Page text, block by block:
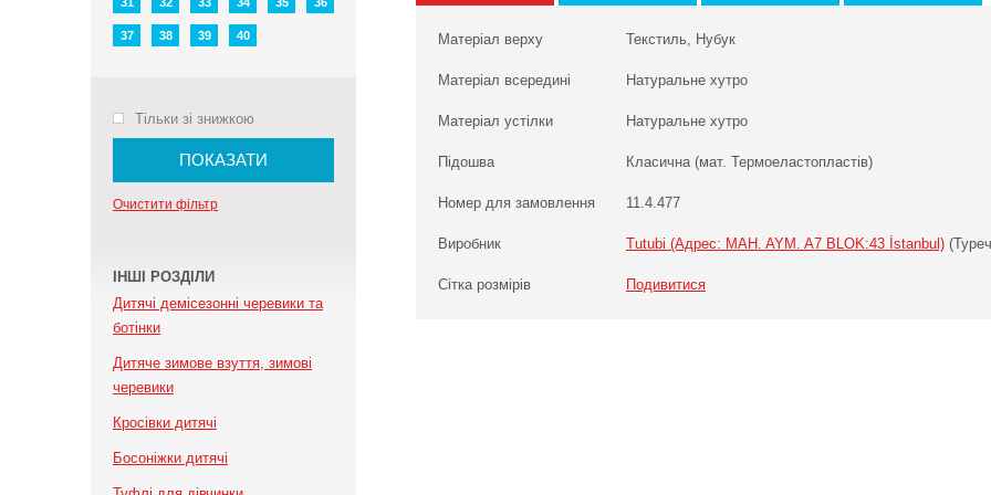
Матеріал верху Текстиль, Нубук
Матеріал всередині Натуральне хутро
Матеріал устілки Натуральне хутро
Підошва Класична (мат. Термоеластопластів)
Номер для замовлення 11.4.477
Виробник Tutubi (Адрес: MAH. AYM. A7 BLOK:43 İstanbul)
Сітка розмірів Подивитися
37 38 39 40
Тільки зі знижкою
ПОКАЗАТИ
Очистити фільтр
ІНШІ РОЗДІЛИ
Дитячі демісезонні черевики та
ботінки
Дитяче зимове взуття, зимові
черевики
Кросівки дитячі
Босоніжки дитячі